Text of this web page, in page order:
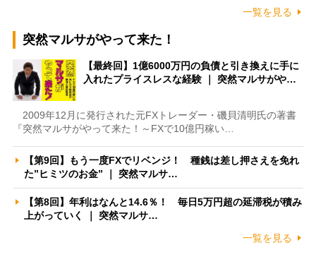
一覧を見る
突然マルサがやって来た！
【最終回】1億6000万円の負債と引き換えに手に
入れたプライスレスな経験 ｜ 突然マルサがや…
2009年12月に発行された元FXトレーダー・磯貝清明氏の著書
『突然マルサがやって来た！～FXで10億円稼い…
【第9回】もう一度FXでリベンジ！ 種銭は差し押さえを免れ
た”ヒミツのお金” ｜ 突然マルサ…
【第8回】年利はなんと14.6％！ 毎日5万円超の延滞税が積み
上がっていく ｜ 突然マルサ…
一覧を見る